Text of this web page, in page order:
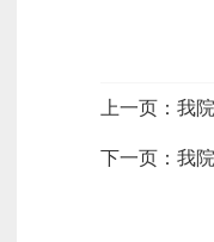
上一页： 我
下一页： 我